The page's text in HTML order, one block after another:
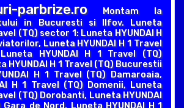
parbrize.roMontam la
in Bucuresti si Ilfov. Luneta
(TQ) sector 1: Luneta HYUNDAI H
Luneta HYUNDAI H 1 Travel
HYUNDAI H 1 Travel (TQ)
HYUNDAI H 1 Travel (TQ) Bucurestii
H 1 Travel (TQ) Damaroaia,
H 1 Travel (TQ) Domenii, Luneta
(TQ) Dorobanti, Luneta HYUNDAI
Gara de Nord, Luneta HYUNDAI H 1